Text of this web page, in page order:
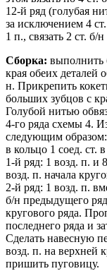
12-й ряд (голубая
за исключением 4
1 п., связать 2 ст. б/
Сборка: выполнить
края обеих деталей
н. Прикрепить
больших зубцов с
Голубой нитью
4-го ряда схемы 4.
следующим образом:
в кольцо 1 соед. ст.
1-й ряд: 1 возд. п. и
возд. п. начала
2-й ряд: 1 возд. п.
б/н предыдущего
кругового ряда.
последнего ряда и
Сделать навесную
возд. п. на верхней
пришить пуговицу.